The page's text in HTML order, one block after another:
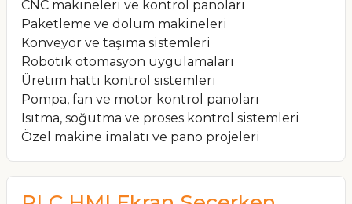
CNC makineleri ve kontrol panoları
Paketleme ve dolum makineleri
Konveyör ve taşıma sistemleri
Robotik otomasyon uygulamaları
Üretim hattı kontrol sistemleri
Pompa, fan ve motor kontrol panoları
Isıtma, soğutma ve proses kontrol sistemleri
Özel makine imalatı ve pano projeleri